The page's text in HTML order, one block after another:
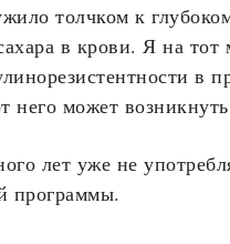
толчком к
в крови. Я на
в
него может
лет уже не
программы.